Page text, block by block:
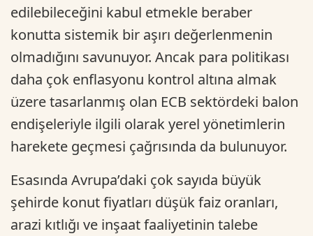
edilebileceğini kabul etmekle beraber
konutta sistemik bir aşırı değerlenmenin
olmadığını savunuyor. Ancak para politikası
daha çok enflasyonu kontrol altına almak
üzere tasarlanmış olan ECB sektördeki balon
endişeleriyle ilgili olarak yerel yönetimlerin
harekete geçmesi çağrısında da bulunuyor.
Esasında Avrupa’daki çok sayıda büyük
şehirde konut fiyatları düşük faiz oranları,
arazi kıtlığı ve inşaat faaliyetinin talebe